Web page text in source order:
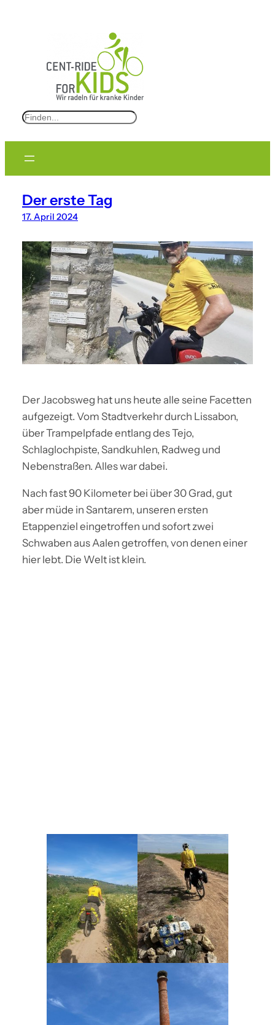
S
h
Der erste Tag
17. April 2024
Der Jacobsweg hat uns heute alle seine Facetten
aufgezeigt. Vom Stadtverkehr durch Lissabon,
über Trampelpfade entlang des Tejo,
Schlaglochpiste, Sandkuhlen, Radweg und
Nebenstraßen. Alles war dabei.
Nach fast 90 Kilometer bei über 30 Grad, gut
aber müde in Santarem, unseren ersten
Etappenziel eingetroffen und sofort zwei
Schwaben aus Aalen getroffen, von denen einer
hier lebt. Die Welt ist klein.